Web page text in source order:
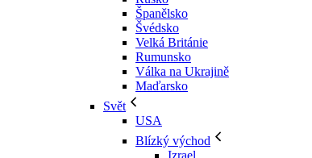
Španělsko
Švédsko
Velká Británie
Rumunsko
Válka na Ukrajině
Maďarsko
Svět
USA
Blízký východ
Izrael